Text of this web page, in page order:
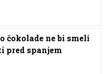
čokolade ne bi smeli
pred spanjem